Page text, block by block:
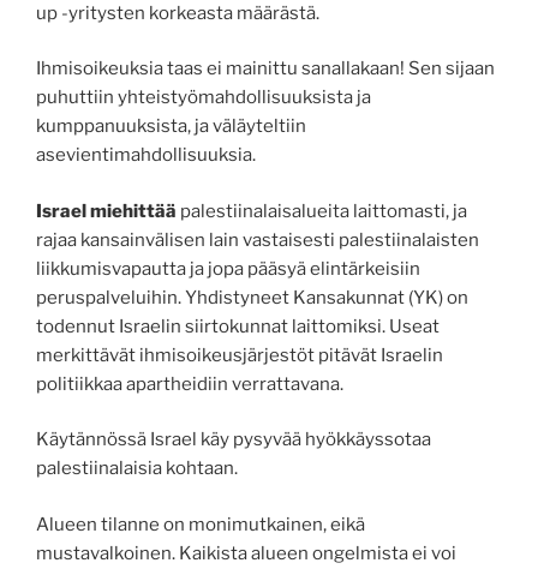
up -yritysten korkeasta määrästä.
Ihmisoikeuksia taas ei mainittu sanallakaan! Sen sijaan
puhuttiin yhteistyömahdollisuuksista ja
kumppanuuksista, ja väläyteltiin
asevientimahdollisuuksia.
Israel miehittää palestiinalaisalueita laittomasti, ja
rajaa kansainvälisen lain vastaisesti palestiinalaisten
liikkumisvapautta ja jopa pääsyä elintärkeisiin
peruspalveluihin. Yhdistyneet Kansakunnat (YK) on
todennut Israelin siirtokunnat laittomiksi. Useat
merkittävät ihmisoikeusjärjestöt pitävät Israelin
politiikkaa apartheidiin verrattavana.
Käytännössä Israel käy pysyvää hyökkäyssotaa
palestiinalaisia kohtaan.
Alueen tilanne on monimutkainen, eikä
mustavalkoinen. Kaikista alueen ongelmista ei voi